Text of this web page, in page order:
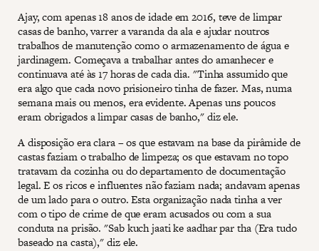
Ajay, com apenas 18 anos de idade em 2016, teve de limpar
casas de banho, varrer a varanda da ala e ajudar noutros
trabalhos de manutenção como o armazenamento de água e
jardinagem. Começava a trabalhar antes do amanhecer e
continuava até às 17 horas de cada dia. "Tinha assumido que
era algo que cada novo prisioneiro tinha de fazer. Mas, numa
semana mais ou menos, era evidente. Apenas uns poucos
eram obrigados a limpar casas de banho," diz ele.
A disposição era clara – os que estavam na base da pirâmide de
castas faziam o trabalho de limpeza; os que estavam no topo
tratavam da cozinha ou do departamento de documentação
legal. E os ricos e influentes não faziam nada; andavam apenas
de um lado para o outro. Esta organização nada tinha a ver
com o tipo de crime de que eram acusados ou com a sua
conduta na prisão. "Sab kuch jaati ke aadhar par tha (Era tudo
baseado na casta)," diz ele.